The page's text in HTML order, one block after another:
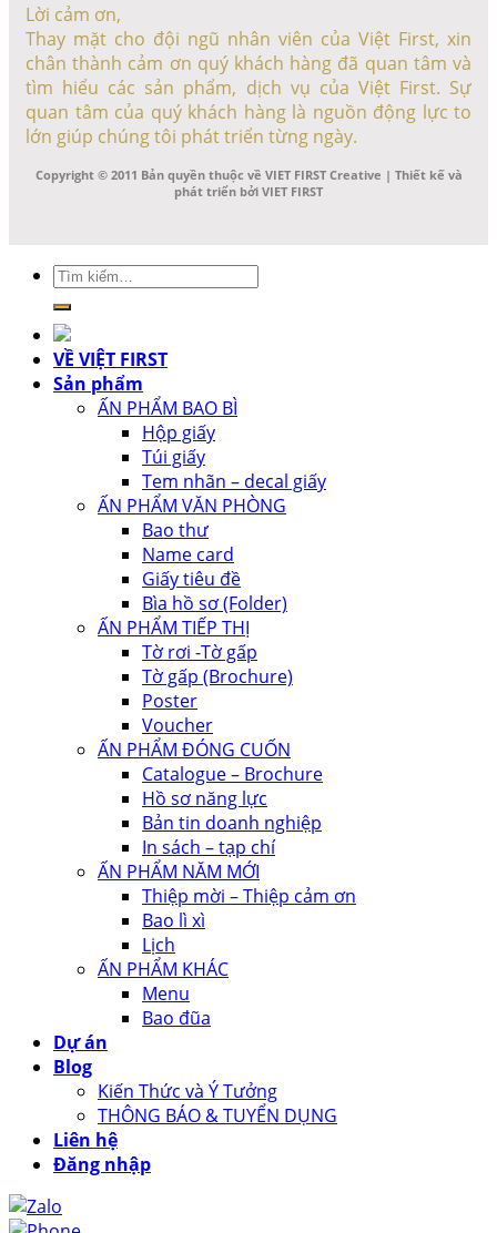
Lời cảm ơn,
Thay mặt cho đội ngũ nhân viên của Việt First, xin
chân thành cảm ơn quý khách hàng đã quan tâm và
tìm hiểu các sản phẩm, dịch vụ của Việt First. Sự
quan tâm của quý khách hàng là nguồn động lực to
lớn giúp chúng tôi phát triển từng ngày.
Copyright © 2011 Bản quyền thuộc về VIET FIRST Creative | Thiết kế và
phát triển bởi VIET FIRST
Tìm
kiếm:
VỀ VIỆT FIRST
Sản phẩm
ẤN PHẨM BAO BÌ
Hộp giấy
Túi giấy
Tem nhãn – decal giấy
ẤN PHẨM VĂN PHÒNG
Bao thư
Name card
Giấy tiêu đề
Bìa hồ sơ (Folder)
ẤN PHẨM TIẾP THỊ
Tờ rơi -Tờ gấp
Tờ gấp (Brochure)
Poster
Voucher
ẤN PHẨM ĐÓNG CUỐN
Catalogue – Brochure
Hồ sơ năng lực
Bản tin doanh nghiệp
In sách – tạp chí
ẤN PHẨM NĂM MỚI
Thiệp mời – Thiệp cảm ơn
Bao lì xì
Lịch
ẤN PHẨM KHÁC
Menu
Bao đũa
Dự án
Blog
Kiến Thức và Ý Tưởng
THÔNG BÁO & TUYỂN DỤNG
Liên hệ
Đăng nhập